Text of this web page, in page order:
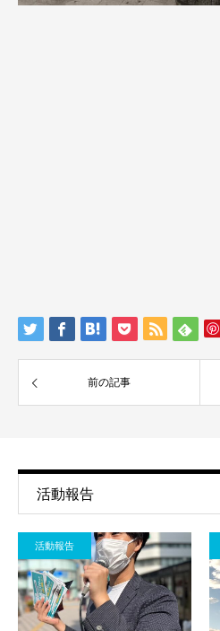
前の記事
活動報告
活動報告